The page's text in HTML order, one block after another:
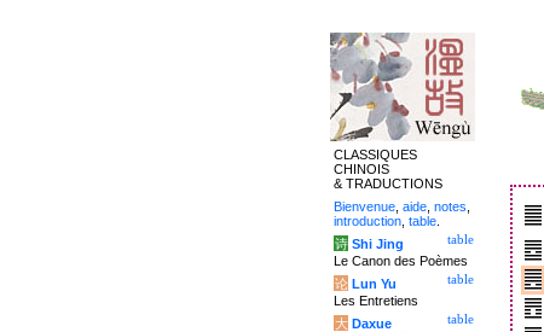
CLASSIQUES
CHINOIS
& TRADUCTIONS
Bienvenue aide notes
introduction table
table
诗 Shi Jing
Le Canon des Poèmes
table
论 Lun Yu
Les Entretiens
table
大 Daxue